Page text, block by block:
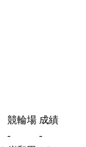
競輪場 成績
-
-